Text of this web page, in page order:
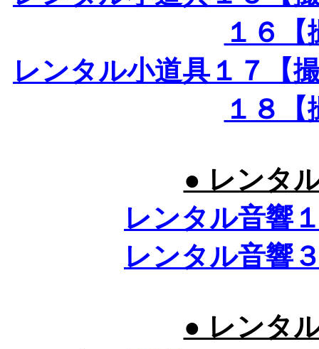
１６
レンタル小道具１７【
１８
● レンタ
レンタル音響
レンタル音響
● レンタ